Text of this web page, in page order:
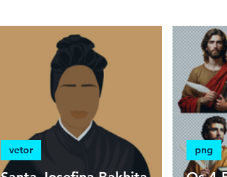
minimalista psd
vetor png